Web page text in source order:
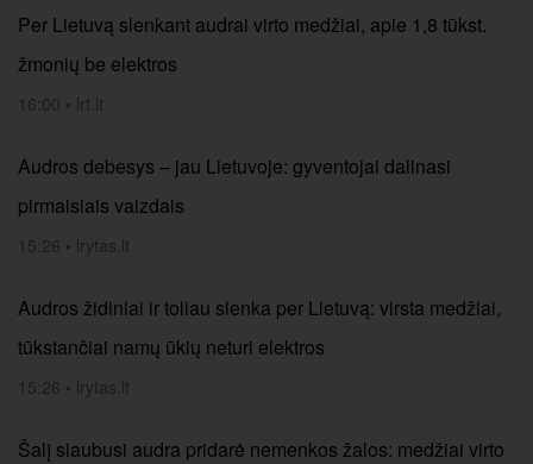
Per Lietuvą slenkant audrai virto medžiai, apie 1,8 tūkst.
žmonių be elektros
16:00 • lrt.lt
Audros debesys – jau Lietuvoje: gyventojai dalinasi
pirmaisiais vaizdais
15:26 • lrytas.lt
Audros židiniai ir toliau slenka per Lietuvą: virsta medžiai,
tūkstančiai namų ūkių neturi elektros
15:26 • lrytas.lt
Šalį siaubusi audra pridarė nemenkos žalos: medžiai virto